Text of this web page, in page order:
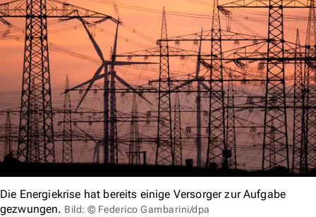
Die Energiekrise hat bereits einige Versorger zur Aufgabe
gezwungen. Bild: © Federico Gambarini/dpa